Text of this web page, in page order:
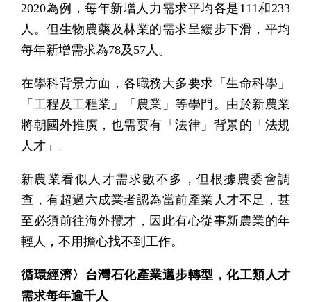
2020為例，每年新增人力需求平均各是111和233
人。但生物農藥及林業的需求呈緩步下滑，平均
每年新增需求為78及57人。
在學科背景方面，各職務大多要求「生命科學」
「工程及工程業」「農業」等學門。由於新農業
將朝國外推廣，也需要有「法律」背景的「法規
人才」。
新農業看似人才需求數不多，但根據農委會調
查，有超過六成業者認為當前產業人才不足，甚
至必須前往海外攬才，因此有心從事新農業的年
輕人，不用擔心找不到工作。
循環經濟〉台灣石化產業邁步轉型，化工類人才
需求每年逾千人